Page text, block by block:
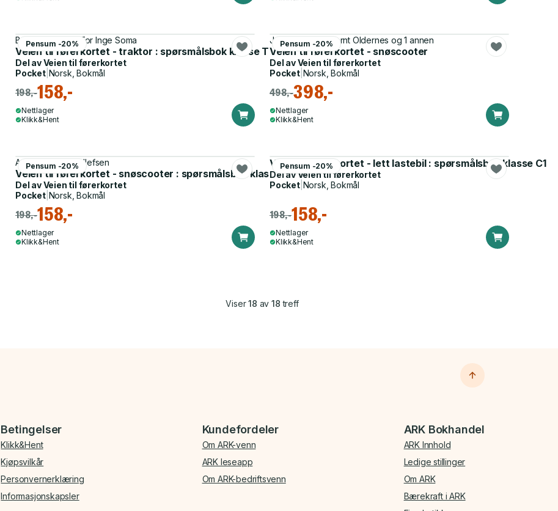
Pensum -20%
Bernt Oldernes, Tor Inge Soma
Veien til førerkortet - traktor : spørsmålsbok klasse T
Del avVeien til førerkortet
Pocket| Norsk, Bokmål
198,-158,-
Nettlager
Klikk&Hent
Pensum -20%
Jarle Nermark, Bernt Oldernes og 1 annen
Veien til førerkortet - snøscooter
Del avVeien til førerkortet
Pocket| Norsk, Bokmål
498,-398,-
Nettlager
Klikk&Hent
Pensum -20%
Anne Kristin B. Tollefsen
Veien til førerkortet - snøscooter : spørsmålsbok klasse S
Del avVeien til førerkortet
Pocket| Norsk, Bokmål
198,-158,-
Nettlager
Klikk&Hent
Pensum -20%
Veien til førerkortet - lett lastebil : spørsmålsbok klasse C1
Del avVeien til førerkortet
Pocket| Norsk, Bokmål
198,-158,-
Nettlager
Klikk&Hent
Viser18 av 18 treff
Betingelser
Klikk&Hent
Kjøpsvilkår
Personvernerklæring
Informasjonskapsler
Kundefordeler
Om ARK-venn
ARK leseapp
Om ARK-bedriftsvenn
ARK Bokhandel
ARK Innhold
Ledige stillinger
Om ARK
Bærekraft i ARK